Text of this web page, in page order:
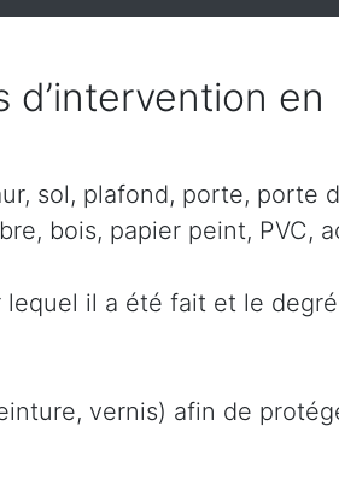
en
sol, plafond, porte, porte
bois, papier peint, PVC,
il a été fait et le
vernis) afin de